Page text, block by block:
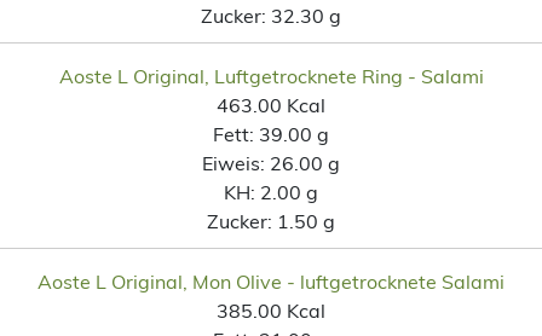
Zucker: 32.30 g
Aoste L Original, Luftgetrocknete Ring - Salami
463.00 Kcal
Fett: 39.00 g
Eiweis: 26.00 g
KH: 2.00 g
Zucker: 1.50 g
Aoste L Original, Mon Olive - luftgetrocknete Salami
385.00 Kcal